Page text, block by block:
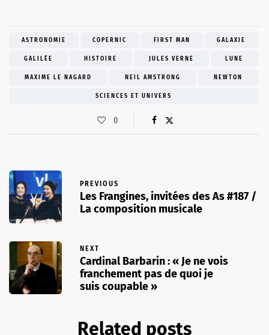
ASTRONOMIE COPERNIC FIRST MAN GALAXIE
GALILÉE HISTOIRE JULES VERNE LUNE
MAXIME LE NAGARD NEIL AMSTRONG NEWTON
SCIENCES ET UNIVERS
0
PREVIOUS
Les Frangines, invitées des As #187 /
La composition musicale
NEXT
Cardinal Barbarin : « Je ne vois
franchement pas de quoi je
suis coupable »
Related posts